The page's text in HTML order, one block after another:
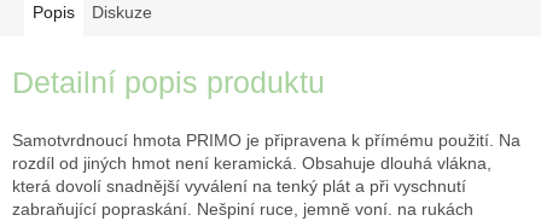
Popis Diskuze
Detailní popis produktu
Samotvrdnoucí hmota PRIMO je připravena k přímému použití. Na
rozdíl od jiných hmot není keramická. Obsahuje dlouhá vlákna,
která dovolí snadnější vyválení na tenký plát a při vyschnutí
zabraňující popraskání. Nešpiní ruce, jemně voní. na rukách